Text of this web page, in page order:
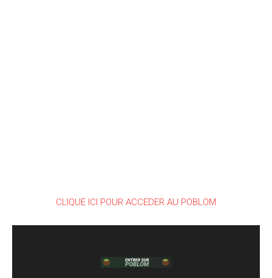
CLIQUE ICI POUR ACCEDER AU POBLOM